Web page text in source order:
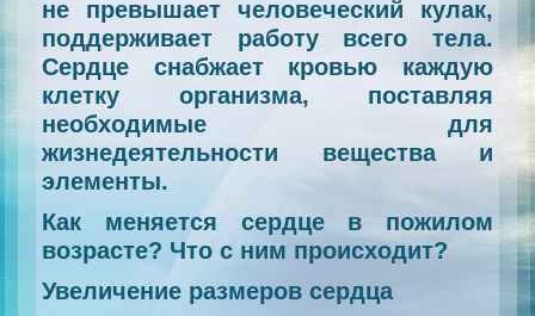
не превышает человеческий кулак,
поддерживает работу всего тела.
Сердце снабжает кровью каждую
клетку организма, поставляя
необходимые для
жизнедеятельности вещества и
элементы.
Как меняется сердце в пожилом
возрасте? Что с ним происходит?
Увеличение размеров сердца